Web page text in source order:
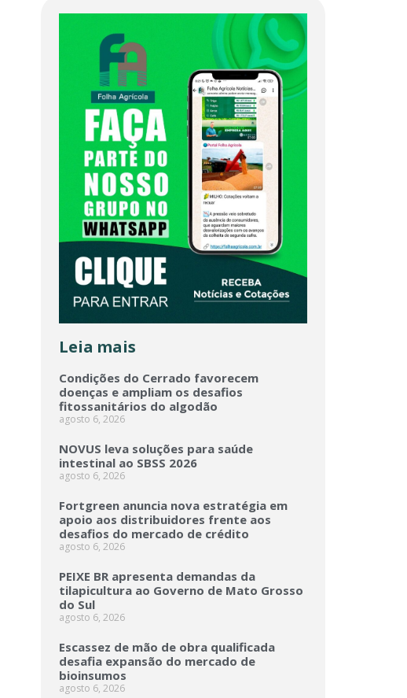
Leia mais
Condições do Cerrado favorecem
doenças e ampliam os desafios
fitossanitários do algodão
agosto 6, 2026
NOVUS leva soluções para saúde
intestinal ao SBSS 2026
agosto 6, 2026
Fortgreen anuncia nova estratégia em
apoio aos distribuidores frente aos
desafios do mercado de crédito
agosto 6, 2026
PEIXE BR apresenta demandas da
tilapicultura ao Governo de Mato Grosso
do Sul
agosto 6, 2026
Escassez de mão de obra qualificada
desafia expansão do mercado de
bioinsumos
agosto 6, 2026